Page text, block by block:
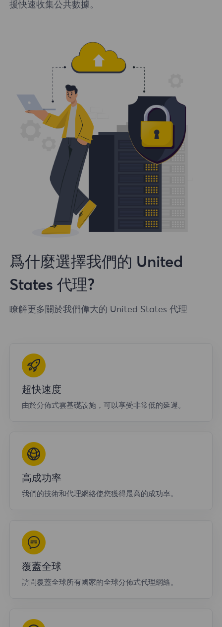
援快速收集公共數據。
爲什麼選擇我們的 United
States 代理?
瞭解更多關於我們偉大的 United States 代理
超快速度
由於分佈式雲基礎設施，可以享受非常低的延遲。
高成功率
我們的技術和代理網絡使您獲得最高的成功率。
覆蓋全球
訪問覆蓋全球所有國家的全球分佈式代理網絡。